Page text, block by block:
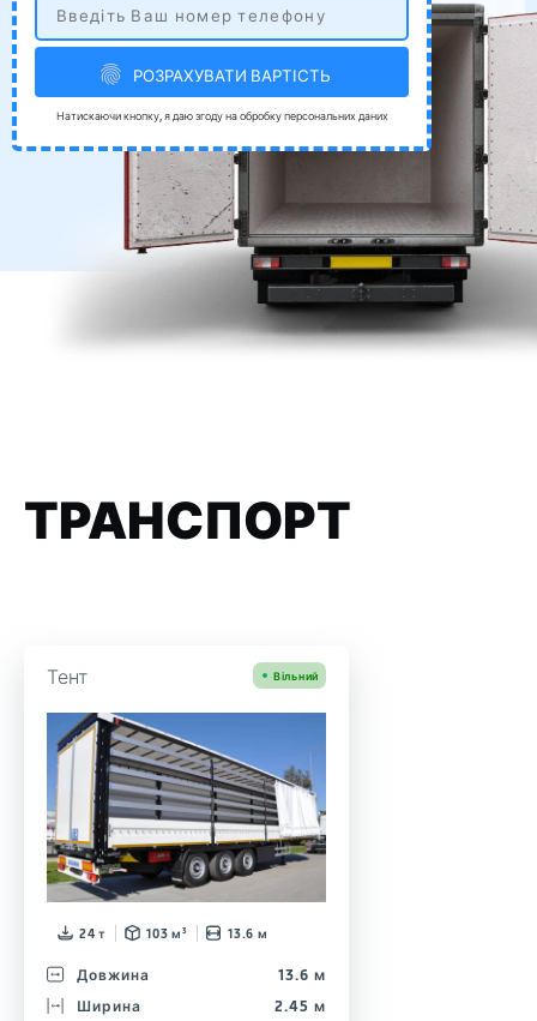
РОЗРАХУВАТИ ВАРТІСТЬ
Натискаючи кнопку, я даю згоду на обробку персональних даних
ТРАНСПОРТ
Тент Вільний
24 т 103 м³ 13.6 м
Довжина
13.6 м
Ширина
2.45 м